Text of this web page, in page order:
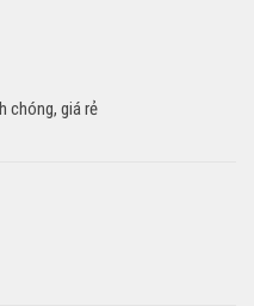
chóng, giá rẻ